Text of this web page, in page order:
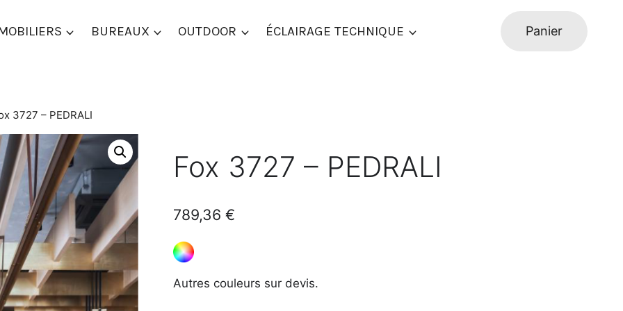
BUREAUX OUTDOOR ÉCLAIRAGE TECHNIQUE Panier
3727 – PEDRALI
Fox 3727 – PEDRALI
789,36 €
Autres couleurs sur devis.